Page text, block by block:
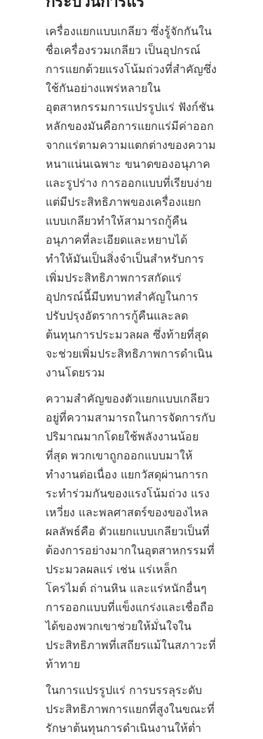
เครื่องแยกแบบเกลียว ซึ่งรู้จักกันใน
ชื่อเครื่องรวมเกลียว เป็นอุปกรณ์
การแยกด้วยแรงโน้มถ่วงที่สำคัญซึ่ง
ใช้กันอย่างแพร่หลายใน
อุตสาหกรรมการแปรรูปแร่ ฟังก์ชัน
หลักของมันคือการแยกแร่มีค่าออก
จากแร่ตามความแตกต่างของความ
หนาแน่นเฉพาะ ขนาดของอนุภาค
และรูปร่าง การออกแบบที่เรียบง่าย
แต่มีประสิทธิภาพของเครื่องแยก
แบบเกลียวทำให้สามารถกู้คืน
อนุภาคที่ละเอียดและหยาบได้
ทำให้มันเป็นสิ่งจำเป็นสำหรับการ
เพิ่มประสิทธิภาพการสกัดแร่
อุปกรณ์นี้มีบทบาทสำคัญในการ
ปรับปรุงอัตราการกู้คืนและลด
ต้นทุนการประมวลผล ซึ่งท้ายที่สุด
จะช่วยเพิ่มประสิทธิภาพการดำเนิน
งานโดยรวม
ความสำคัญของตัวแยกแบบเกลียว
อยู่ที่ความสามารถในการจัดการกับ
ปริมาณมากโดยใช้พลังงานน้อย
ที่สุด พวกเขาถูกออกแบบมาให้
ทำงานต่อเนื่อง แยกวัสดุผ่านการก
ระทำร่วมกันของแรงโน้มถ่วง แรง
เหวี่ยง และพลศาสตร์ของของไหล
ผลลัพธ์คือ ตัวแยกแบบเกลียวเป็นที่
ต้องการอย่างมากในอุตสาหกรรมที่
ประมวลผลแร่ เช่น แร่เหล็ก
โครไมต์ ถ่านหิน และแร่หนักอื่นๆ
การออกแบบที่แข็งแกร่งและเชื่อถือ
ได้ของพวกเขาช่วยให้มั่นใจใน
ประสิทธิภาพที่เสถียรแม้ในสภาวะที่
ท้าทาย
ในการแปรรูปแร่ การบรรลุระดับ
ประสิทธิภาพการแยกที่สูงในขณะที่
รักษาต้นทุนการดำเนินงานให้ต่ำ